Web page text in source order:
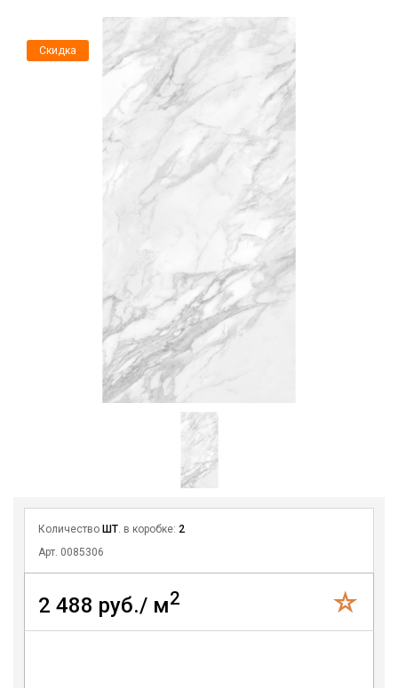
Скидка
Количество ШТ . в коробке: 2
Арт. 0085306
2 488 руб./ м2